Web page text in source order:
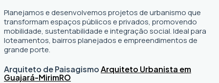
Planejamos e desenvolvemos projetos de urbanismo que
transformam espaços públicos e privados, promovendo
mobilidade, sustentabilidade e integração social. Ideal para
loteamentos, bairros planejados e empreendimentos de
grande porte.
Arquiteto de PaisagismoArquiteto Urbanista em
Guajará-MirimRO